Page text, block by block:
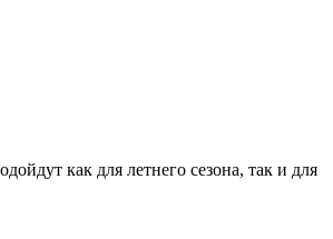
как для летнего сезона, так и для